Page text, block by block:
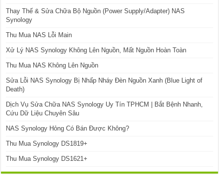
Thay Thế & Sửa Chữa Bộ Nguồn (Power Supply/Adapter) NAS
Synology
Thu Mua NAS Lỗi Main
Xử Lý NAS Synology Không Lên Nguồn, Mất Nguồn Hoàn Toàn
Thu Mua NAS Không Lên Nguồn
Sửa Lỗi NAS Synology Bị Nhấp Nháy Đèn Nguồn Xanh (Blue Light of
Death)
Dịch Vụ Sửa Chữa NAS Synology Uy Tín TPHCM | Bắt Bệnh Nhanh,
Cứu Dữ Liệu Chuyên Sâu
NAS Synology Hỏng Có Bán Được Không?
Thu Mua Synology DS1819+
Thu Mua Synology DS1621+